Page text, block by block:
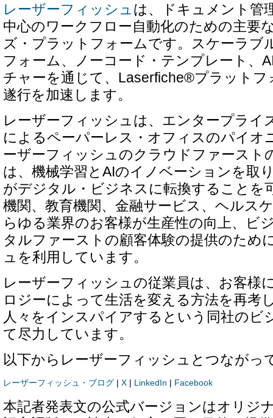
レーザーフィッシュ は、ドキュメント管
中心のワークフロー自動化のための主要
ズ・プラットフォームです。スケーラブ
フォーム、ノーコード・テンプレート、
チャーを通じて、Laserfiche®プラットフ
遂行を加速します。
レーザーフィッシュは、エンタープライ
によるペーパーレス・オフィスのパイオ
ーザーフィッシュのクラウドファースト
は、機械学習とAIのイノベーションを取
がデジタル・ビジネスに転換することを
機関、教育機関、金融サービス、ヘルス
らゆる業界のお客様が生産性の向上、ビ
タルファーストの顧客体験の提供のため
ュを利用しています。
レーザーフィッシュの従業員は、お客様
ロジーによって生活を変える方法を再考
人々をインスパイアするという同社のビ
て尽力しています。
以下からレーザーフィッシュとつながっ
レーザーフィッシュ・ブログ | X | LinkedIn | Facebook
本記者発表文の公式バージョンはオリジ